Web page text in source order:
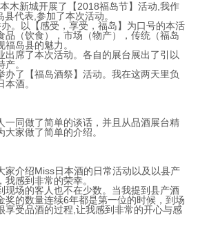
木新城开展了【2018福岛节】活动,我作
代表,参加了本次活动。
。以【感受，享受，福岛】为口号的本活
品（饮食），市场（物产），传统（福岛
岛县的魅力。
出席了本次活动。各自的展台展出了引以
。
办了【福岛酒祭】活动。我在这两天里负
酒。
一同做了简单的谈话，并且从品酒展台精
家做了简单的介绍。
家介绍Miss日本酒的日常活动以及以县产
感到非常的荣幸。
现场的客人也不在少数。当我提到县产酒
奖的数量连续6年都是第一位的时候，到场
享受品酒的过程,让我感到非常的开心与感